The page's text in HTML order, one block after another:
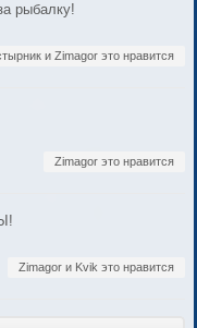
рыбалку!
и Zimagor это нравится
Zimagor это нравится
Zimagor и Kvik это нравится